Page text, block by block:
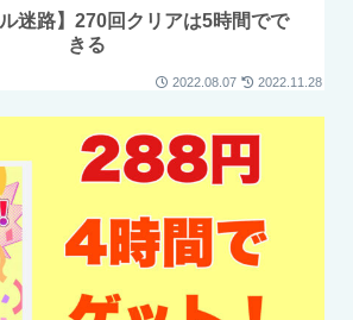
ル迷路】270回クリアは5時間でで
きる
2022.08.07 2022.11.28